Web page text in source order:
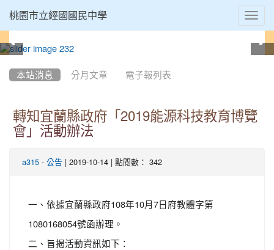
桃園市立經國國民中學
本站消息 分月文章 電子報列表
轉知宜蘭縣政府「2019能源科技教育博覽
會」活動辦法
a315 - 公告 | 2019-10-14 | 點閱數： 342
一、依據宜蘭縣政府108年10月7日府教體字第
1080168054號函辦理。
二、旨揭活動資訊如下：